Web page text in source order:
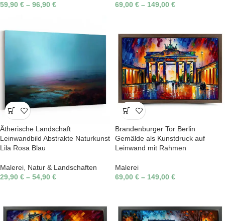
59,90 € – 96,90 €
69,00 € – 149,00 €
Ätherische Landschaft
Leinwandbild Abstrakte Naturkunst
Lila Rosa Blau
Malerei Natur & Landschaften
29,90 € – 54,90 €
Brandenburger Tor Berlin
Gemälde als Kunstdruck auf
Leinwand mit Rahmen
Malerei
69,00 € – 149,00 €